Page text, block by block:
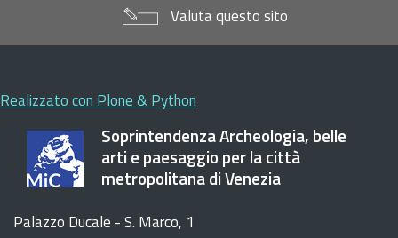
Valuta questo sito
Realizzato con Plone & Python
Soprintendenza Archeologia, belle
arti e paesaggio per la città
metropolitana di Venezia
Palazzo Ducale - S. Marco, 1